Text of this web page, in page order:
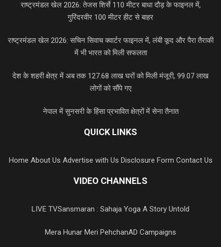
राष्ट्रमंडल खेल 2026: तेजस शिर्से 110 मीटर बाधा दौड़ के फाइनल में,
गुरिंदरवीर 100 मीटर हीट से बाहर
राष्ट्रमंडल खेल 2026: सचिन सिवाच क्वार्टर फाइनल में, लंबी कूद और पैरा तैराकी
में भी भारत को मिली सफलता
देश के शहरी क्षेत्र में अब तक 127.68 लाख घरों को मिली मंजूरी, 99.07 लाख
लोगों को सौंपे गए
नेपाल में सुनसरी के हिंसा प्रभावित क्षेत्रों में सेना तैनात
QUICK LINKS
Home About Us Advertise with Us Disclosure Form Contact Us
VIDEO CHANNELS
LIVE TVSansmaran : Sahaja Yoga A Story Untold
Mera Hunar Meri PehchanAD Campaigns